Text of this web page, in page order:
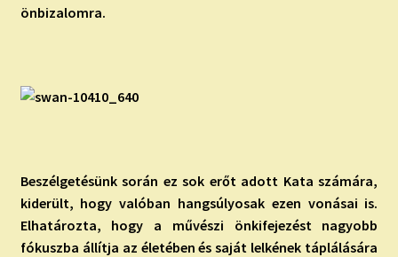
önbizalomra.
Beszélgetésünk során ez sok erőt adott Kata számára,
kiderült, hogy valóban hangsúlyosak ezen vonásai is.
Elhatározta, hogy a művészi önkifejezést nagyobb
fókuszba állítja az életében és saját lelkének táplálására